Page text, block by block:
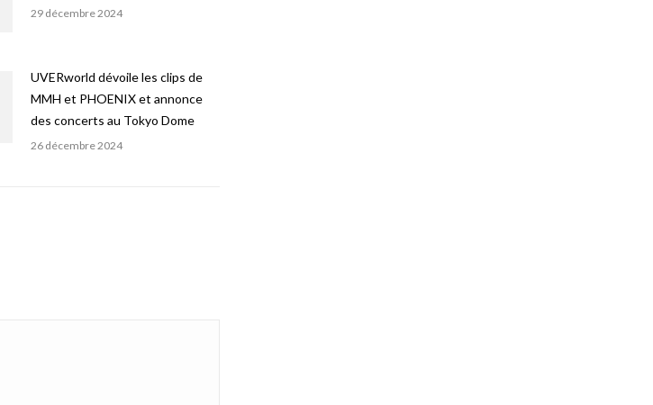
29 décembre 2024
UVERworld dévoile les clips de
MMH et PHOENIX et annonce
des concerts au Tokyo Dome
26 décembre 2024